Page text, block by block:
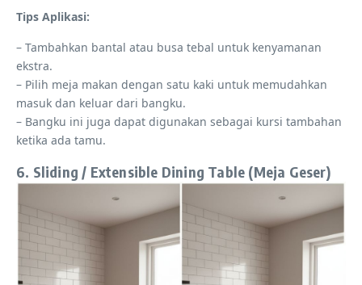
Tips Aplikasi:
– Tambahkan bantal atau busa tebal untuk kenyamanan
ekstra.
– Pilih meja makan dengan satu kaki untuk memudahkan
masuk dan keluar dari bangku.
– Bangku ini juga dapat digunakan sebagai kursi tambahan
ketika ada tamu.
6. Sliding / Extensible Dining Table (Meja Geser)